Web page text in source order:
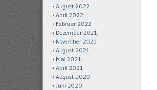
August 2022
April 2022
Februar 2022
Dezember 2021
November 2021
August 2021
Mai 2021
April 2021
August 2020
Juni 2020